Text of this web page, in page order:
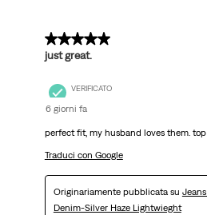
5 su 5 stelle.
just great.
VERIFICATO
6 giorni fa
perfect fit, my husband loves them.
Traduci con Google
Originariamente pubblicata su
Denim-Silver Haze Lightwieght